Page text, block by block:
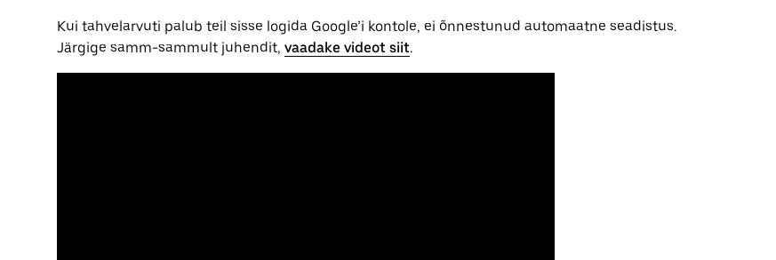
Kui tahvelarvuti palub teil sisse logida Google’i kontole, ei õnnestunud automaatne seadistus.
Järgige samm-sammult juhendit, vaadake videot siit.